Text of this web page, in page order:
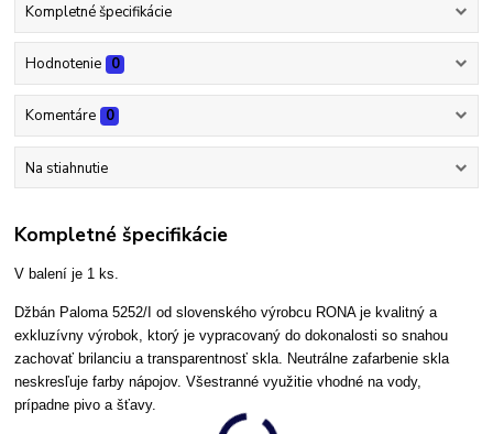
Kompletné špecifikácie
Hodnotenie 0
Komentáre 0
Na stiahnutie
Kompletné špecifikácie
V balení je 1 ks.
Džbán Paloma 5252/I od slovenského výrobcu RONA je kvalitný a
exkluzívny výrobok, ktorý je vypracovaný do dokonalosti so snahou
zachovať brilanciu a transparentnosť skla. Neutrálne zafarbenie skla
neskresľuje farby nápojov. Všestranné využitie vhodné na vody,
prípadne pivo a šťavy.